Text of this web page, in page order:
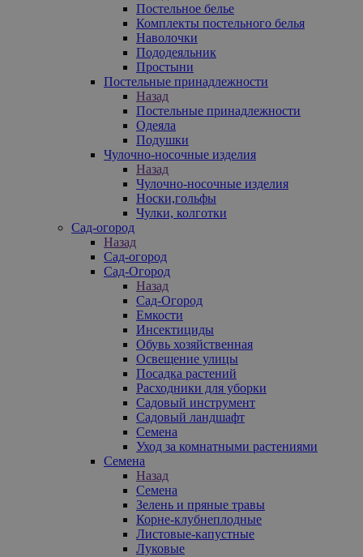
Постельное белье
Комплекты постельного белья
Наволочки
Пододеяльник
Простыни
Постельные принадлежности
Назад
Постельные принадлежности
Одеяла
Подушки
Чулочно-носочные изделия
Назад
Чулочно-носочные изделия
Носки,гольфы
Чулки, колготки
Сад-огород
Назад
Сад-огород
Сад-Огород
Назад
Сад-Огород
Емкости
Инсектициды
Обувь хозяйственная
Освещение улицы
Посадка растений
Расходники для уборки
Садовый инструмент
Садовый ландшафт
Семена
Уход за комнатными растениями
Семена
Назад
Семена
Зелень и пряные травы
Корне-клубнеплодные
Листовые-капустные
Луковые